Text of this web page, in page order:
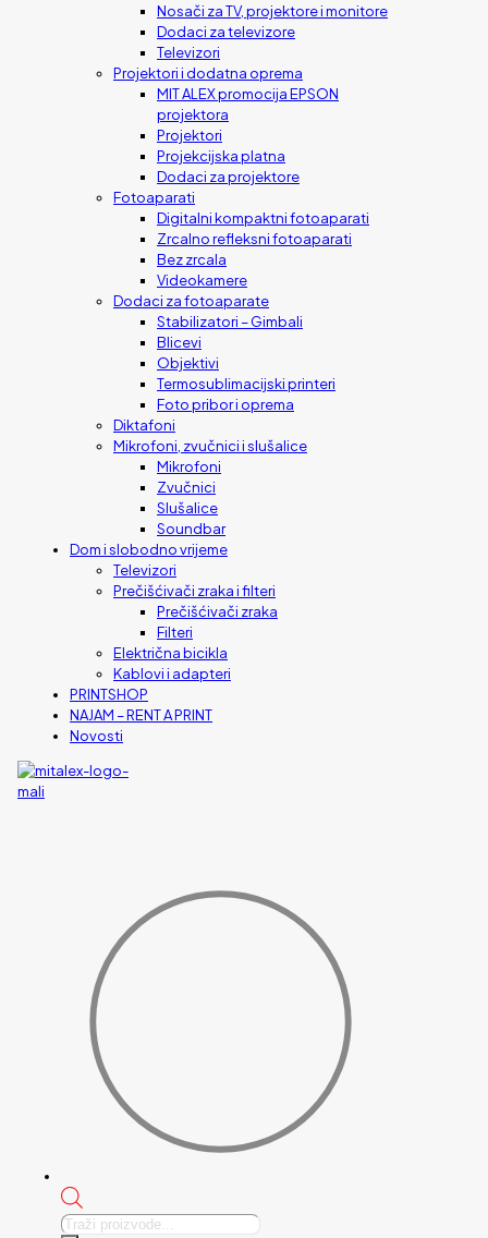
Nosači za TV, projektore i monitore
Dodaci za televizore
Televizori
Projektori i dodatna oprema
MIT ALEX promocija EPSON
projektora
Projektori
Projekcijska platna
Dodaci za projektore
Fotoaparati
Digitalni kompaktni fotoaparati
Zrcalno refleksni fotoaparati
Bez zrcala
Videokamere
Dodaci za fotoaparate
Stabilizatori – Gimbali
Blicevi
Objektivi
Termosublimacijski printeri
Foto pribor i oprema
Diktafoni
Mikrofoni, zvučnici i slušalice
Mikrofoni
Zvučnici
Slušalice
Soundbar
Dom i slobodno vrijeme
Televizori
Prečišćivači zraka i filteri
Prečišćivači zraka
Filteri
Električna bicikla
Kablovi i adapteri
PRINTSHOP
NAJAM – RENT A PRINT
Novosti
Products